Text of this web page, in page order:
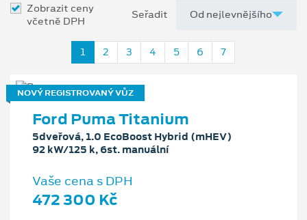
Zobrazit ceny
včetně DPH
Seřadit
1 2 3 4 5 6 7
NOVÝ REGISTROVANÝ VŮZ
Ford Puma Titanium
5dveřová, 1.0 EcoBoost Hybrid (mHEV)
92 kW/125 k, 6st. manuální
Vaše cena s DPH
472 300 Kč